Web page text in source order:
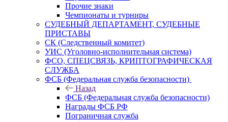
Прочие знаки
Чемпионаты и турниры
СУДЕБНЫЙ ДЕПАРТАМЕНТ, СУДЕБНЫЕ
ПРИСТАВЫ
СК (Следственный комитет)
УИС (Уголовно-исполнительная система)
ФСО, СПЕЦСВЯЗЬ, КРИПТОГРАФИЧЕСКАЯ
СЛУЖБА
ФСБ (Федеральная служба безопасности)
Назад
ФСБ (Федеральная служба безопасности)
Награды ФСБ РФ
Пограничная служба